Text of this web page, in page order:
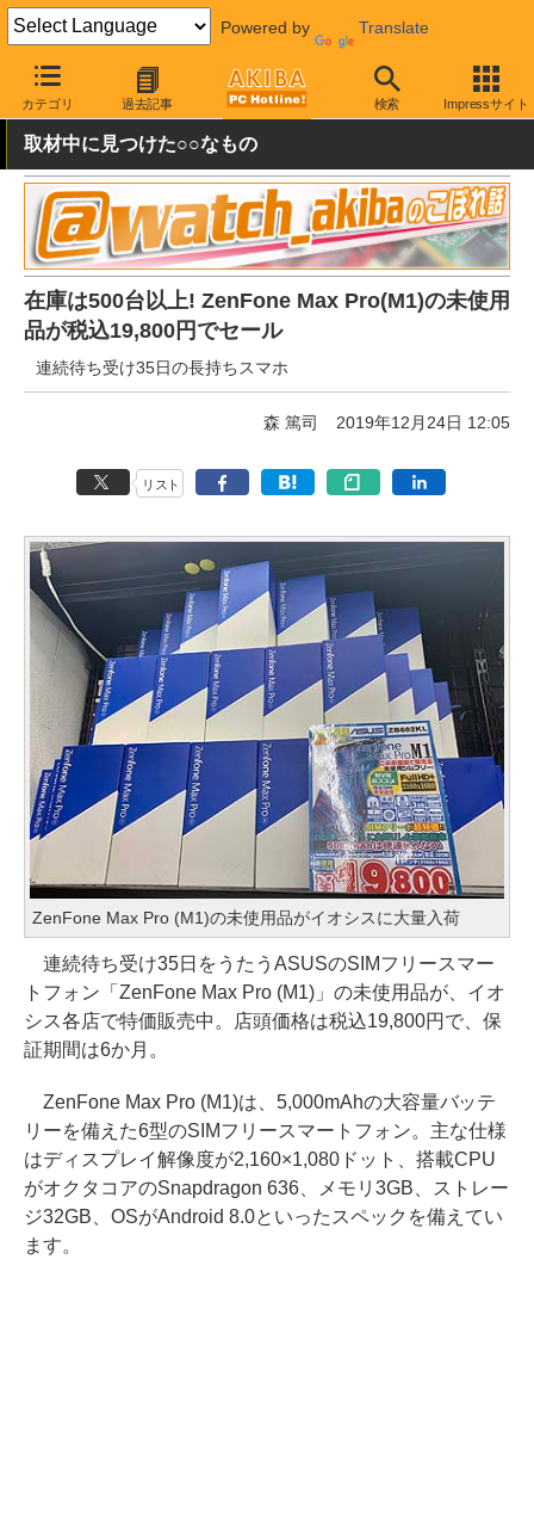
Powered by Translate
カテゴリ 過去記事 検索 Impressサイト
AKIBA PC Hotline! 秋葉原情報 価格情報 特価情報
取材中に見つけた○○なもの
在庫は500台以上! ZenFone Max Pro(M1)の未使用
品が税込19,800円でセール
連続待ち受け35日の長持ちスマホ
森 篤司 2019年12月24日 12:05
リスト
ZenFone Max Pro (M1)の未使用品がイオシスに大量入荷
連続待ち受け35日をうたうASUSのSIMフリースマー
トフォン「ZenFone Max Pro (M1)」の未使用品が、イオ
シス各店で特価販売中。店頭価格は税込19,800円で、保
証期間は6か月。
ZenFone Max Pro (M1)は、5,000mAhの大容量バッテ
リーを備えた6型のSIMフリースマートフォン。主な仕様
はディスプレイ解像度が2,160×1,080ドット、搭載CPU
がオクタコアのSnapdragon 636、メモリ3GB、ストレー
ジ32GB、OSがAndroid 8.0といったスペックを備えてい
ます。